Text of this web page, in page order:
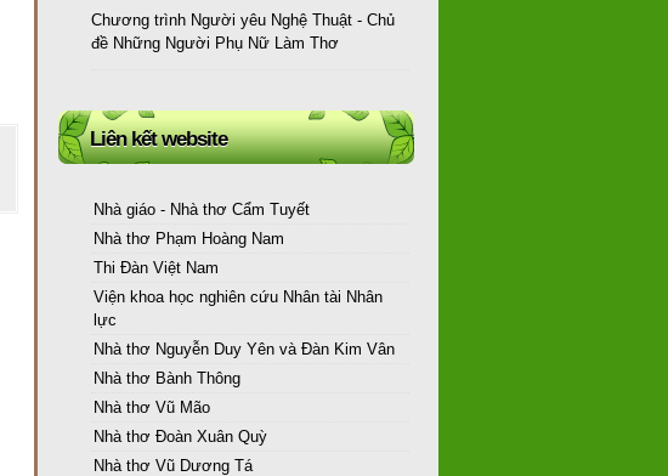
Chương trình Người yêu Nghệ Thuật - Chủ
đề Những Người Phụ Nữ Làm Thơ
Liên kết website
Nhà giáo - Nhà thơ Cẩm Tuyết
Nhà thơ Phạm Hoàng Nam
Thi Đàn Việt Nam
Viện khoa học nghiên cứu Nhân tài Nhân
lực
Nhà thơ Nguyễn Duy Yên và Đàn Kim Vân
Nhà thơ Bành Thông
Nhà thơ Vũ Mão
Nhà thơ Đoàn Xuân Quỳ
Nhà thơ Vũ Dương Tá